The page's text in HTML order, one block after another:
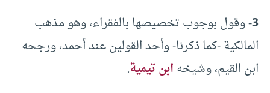
3- وقول بوجوب تخصيصها بالفقراء، وهو مذهب
المالكية -كما ذكرنا- وأحد القولين عند أحمد، ورجحه
ابن القيم، وشيخهابن تيمية.